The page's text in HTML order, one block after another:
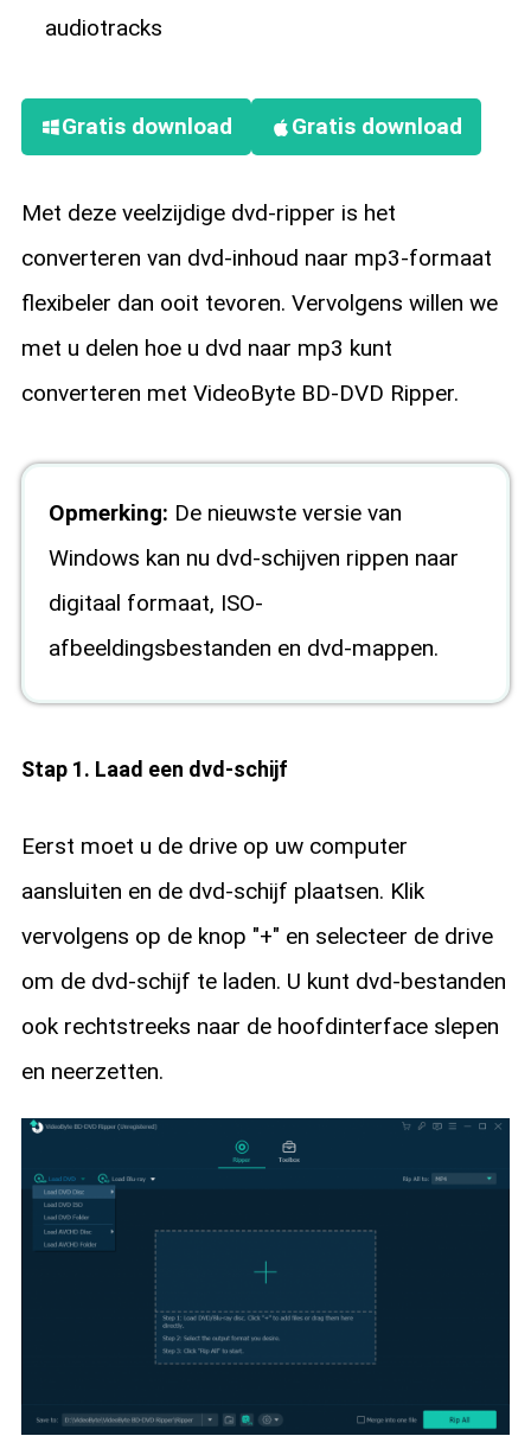
audiotracks
Gratis download Gratis download
Met deze veelzijdige dvd-ripper is het
converteren van dvd-inhoud naar mp3-formaat
flexibeler dan ooit tevoren. Vervolgens willen we
met u delen hoe u dvd naar mp3 kunt
converteren met VideoByte BD-DVD Ripper.
Opmerking: De nieuwste versie van
Windows kan nu dvd-schijven rippen naar
digitaal formaat, ISO-
afbeeldingsbestanden en dvd-mappen.
Stap 1. Laad een dvd-schijf
Eerst moet u de drive op uw computer
aansluiten en de dvd-schijf plaatsen. Klik
vervolgens op de knop "+" en selecteer de drive
om de dvd-schijf te laden. U kunt dvd-bestanden
ook rechtstreeks naar de hoofdinterface slepen
en neerzetten.